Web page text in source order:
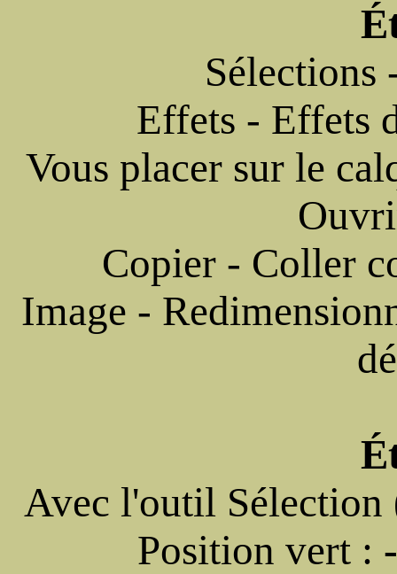
Sélections
Effets - Effets
Vous placer sur le
Copier - Coller
Image -
Avec l'outil
Position vert :